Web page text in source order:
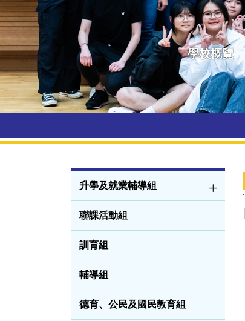
學校概覽
升學及就業輔導組
聯課活動組
訓育組
輔導組
德育、公民及國民教育組